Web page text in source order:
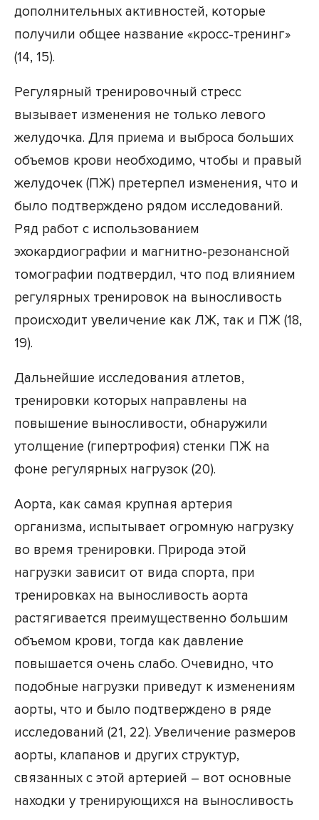
дополнительных активностей, которые
получили общее название «кросс-тренинг»
(14, 15).
Регулярный тренировочный стресс
вызывает изменения не только левого
желудочка. Для приема и выброса больших
объемов крови необходимо, чтобы и правый
желудочек (ПЖ) претерпел изменения, что и
было подтверждено рядом исследований.
Ряд работ с использованием
эхокардиографии и магнитно-резонансной
томографии подтвердил, что под влиянием
регулярных тренировок на выносливость
происходит увеличение как ЛЖ, так и ПЖ (18,
19).
Дальнейшие исследования атлетов,
тренировки которых направлены на
повышение выносливости, обнаружили
утолщение (гипертрофия) стенки ПЖ на
фоне регулярных нагрузок (20).
Аорта, как самая крупная артерия
организма, испытывает огромную нагрузку
во время тренировки. Природа этой
нагрузки зависит от вида спорта, при
тренировках на выносливость аорта
растягивается преимущественно большим
объемом крови, тогда как давление
повышается очень слабо. Очевидно, что
подобные нагрузки приведут к изменениям
аорты, что и было подтверждено в ряде
исследований (21, 22). Увеличение размеров
аорты, клапанов и других структур,
связанных с этой артерией – вот основные
находки у тренирующихся на выносливость